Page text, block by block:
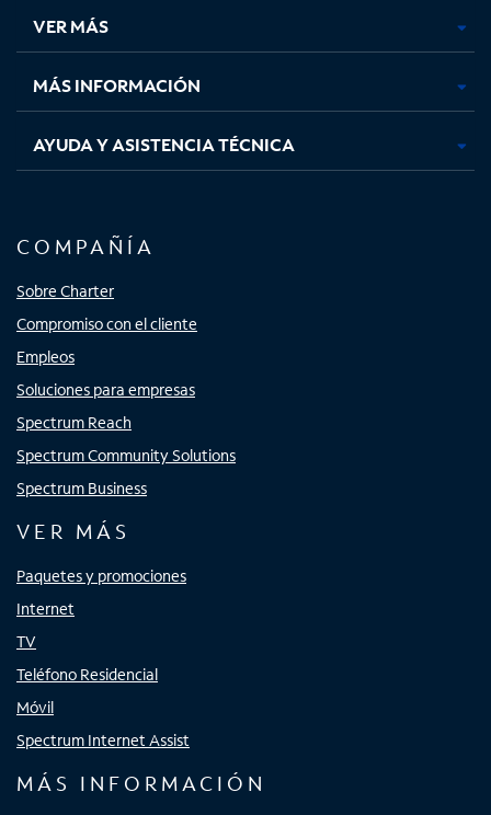
pestaña
nueva
pestaña
nueva
pestaña
nuevanueva
VER MÁS
MÁS INFORMACIÓN
AYUDA Y ASISTENCIA TÉCNICA
COMPAÑÍA
Sobre Charter
Compromiso con el cliente
Empleos
Soluciones para empresas
Spectrum Reach
Spectrum Community Solutions
Spectrum Business
VER MÁS
Paquetes y promociones
Internet
TV
Teléfono Residencial
Móvil
Spectrum Internet Assist
MÁS INFORMACIÓN